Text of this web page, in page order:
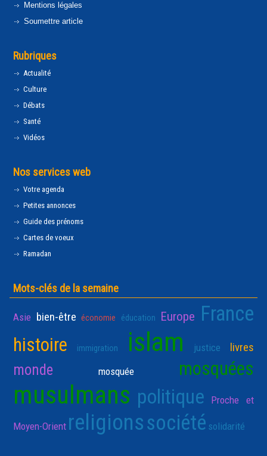
Mentions légales
Soumettre article
Rubriques
Actualité
Culture
Débats
Santé
Vidéos
Nos services web
Votre agenda
Petites annonces
Guide des prénoms
Cartes de voeux
Ramadan
Mots-clés de la semaine
Asie bien-être économie éducation Europe France
histoire immigration islam justice livres
monde mosquée mosquées
musulmans politique Proche et
Moyen-Orient religionssociété solidarité